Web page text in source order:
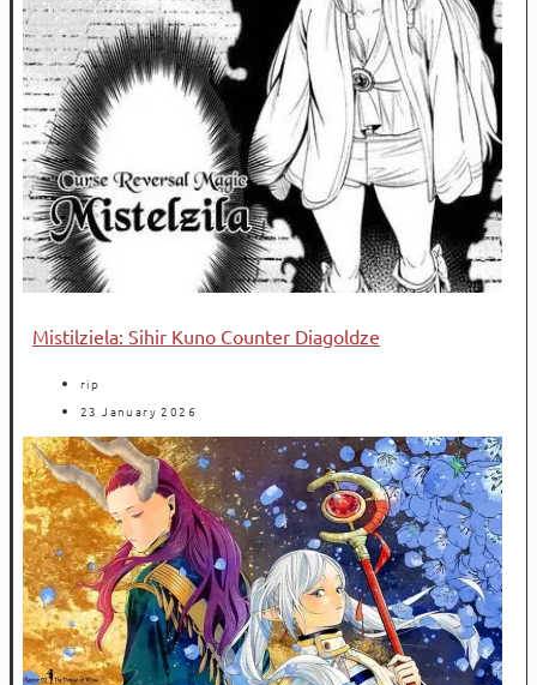
Mistilziela: Sihir Kuno Counter Diagoldze
rip
23 January 2026